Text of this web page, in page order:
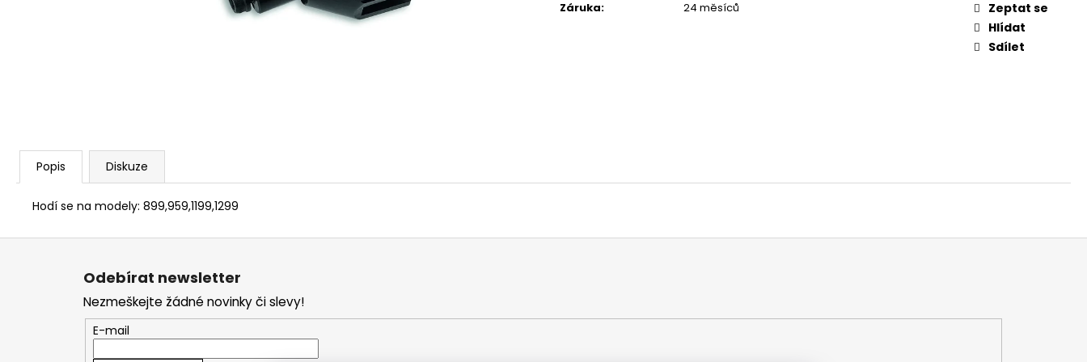
Záruka: 24 měsíců
Zeptat se
Hlídat
Sdílet
Popis Diskuze
Hodí se na modely: 899,959,1199,1299
1 044 Kč
Z
Odebírat newsletter
Nezmeškejte žádné novinky či slevy!
E-mail